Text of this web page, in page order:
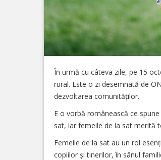
În urmă cu câteva zile, pe 15
rural. Este o zi desemnată de
dezvoltarea comunităților.
E o vorbă românească ce
sat, iar femeile de la sat merită
Femeile de la sat au un rol
copiilor și tinerilor, în sânul